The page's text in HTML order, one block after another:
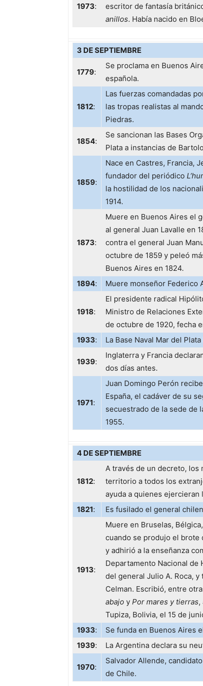
1973:
escritor de fantasía
anillos. Había nacido en
3 DE SEPTIEMBRE
1779:
Se proclama en Buenos
española.
1812:
Las fuerzas comandadas
las tropas realistas al
Piedras.
1854:
Se sancionan las Bases
Plata a instancias de
1859:
Nace en Castres, Francia,
fundador del periódico
la hostilidad de los
1914.
1873:
Muere en Buenos Aires el
al general Juan Lavalle en
contra el general Juan
octubre de 1859 y peleó
Buenos Aires en 1824.
1894: Muere monseñor Federico
1918:
El presidente radical
Ministro de Relaciones
de octubre de 1920, fecha
1933: La Base Naval Mar del
1939:
Inglaterra y Francia
dos días antes.
1971:
Juan Domingo Perón
España, el cadáver de su
secuestrado de la sede de
1955.
4 DE SEPTIEMBRE
1812:
A través de un decreto,
territorio a todos los
ayuda a quienes ejercieran
1821: Es fusilado el general
1913:
Muere en Bruselas,
cuando se produjo el brote
y adhirió a la enseñanza
Departamento Nacional
del general Julio A. Roca,
Celman. Escribió, entre
abajo y Por mares y tierras,
Tupiza, Bolivia, el 15 de
1933:
Se funda en Buenos Aires
1939: La Argentina declara su
1970:
Salvador Allende,
de Chile.